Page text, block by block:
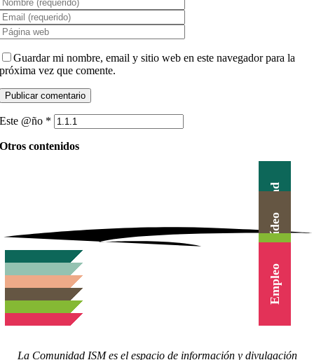
Guardar mi nombre, email y sitio web en este navegador para la
próxima vez que comente.
Este @ño *
Otros contenidos
Actualidad
Blog
Agenda
Canal Vídeo
Cursos
Empleo
La Comunidad ISM es el espacio de información y divulgación